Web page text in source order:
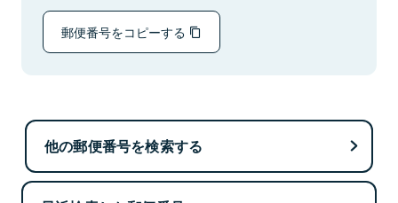
郵便番号をコピーする
他の郵便番号を検索する